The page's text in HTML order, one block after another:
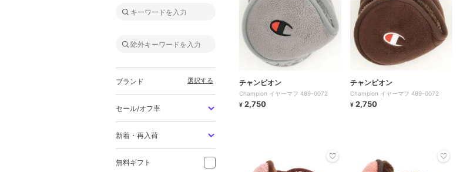
ブランド 選択する
セール/オフ率
新着・再入荷
無料ギフト
チャンピオン
Champion イヤーマフ 489-0072
¥ 2,750
チャンピオン
Champion イヤーマフ 489-0072
¥ 2,750